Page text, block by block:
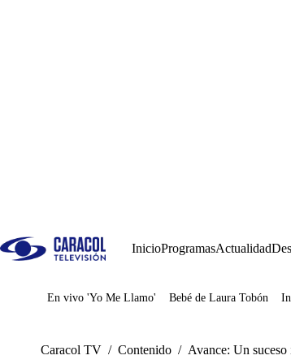
InicioProgramasActualidad
Juegos
En vivo 'Yo Me Llamo' Bebé de Laura Tobón
Caracol TV / Contenido / Avance: Un